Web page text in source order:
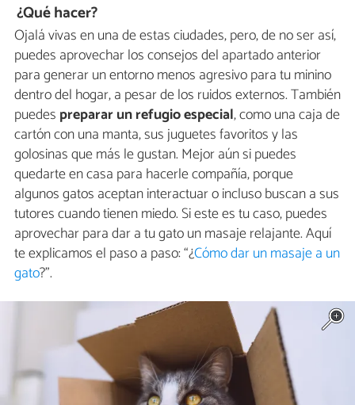
¿Qué hacer?
Ojalá vivas en una de estas ciudades, pero, de no ser así,
puedes aprovechar los consejos del apartado anterior
para generar un entorno menos agresivo para tu minino
dentro del hogar, a pesar de los ruidos externos. También
puedes preparar un refugio especial, como una caja de
cartón con una manta, sus juguetes favoritos y las
golosinas que más le gustan. Mejor aún si puedes
quedarte en casa para hacerle compañía, porque
algunos gatos aceptan interactuar o incluso buscan a sus
tutores cuando tienen miedo. Si este es tu caso, puedes
aprovechar para dar a tu gato un masaje relajante. Aquí
te explicamos el paso a paso: “¿Cómo dar un masaje a un
gato?”.